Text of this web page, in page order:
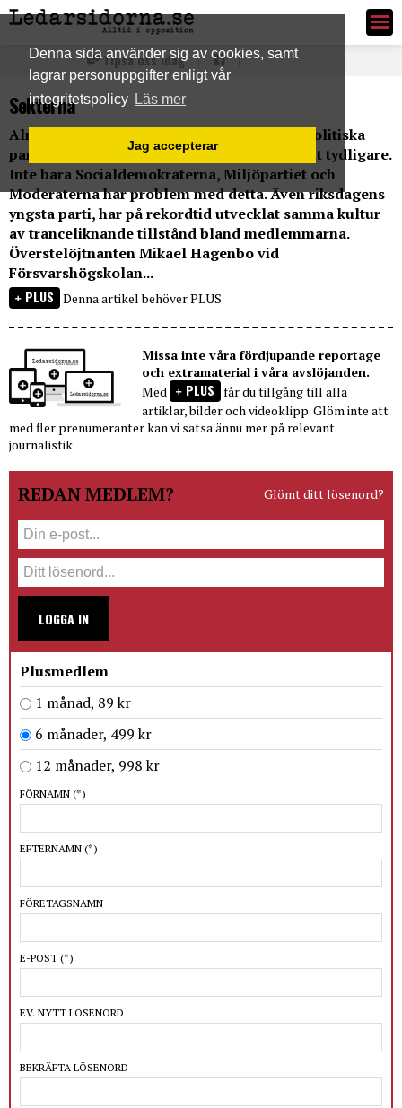
Denna sida använder sig av cookies, samt
lagrar personuppgifter enligt vår
integritetspolicy Läs mer
Jag accepterar
Ledarsidorna.se
Tipsa oss idag
Sekterna
Almedalen närmar sig och därmed blir de politiska
partiernas numera sektliknande tillstånd allt tydligare.
Inte bara Socialdemokraterna, Miljöpartiet och
Moderaterna har problem med detta. Även riksdagens
yngsta parti, har på rekordtid utvecklat samma kultur
av tranceliknande tillstånd bland medlemmarna.
Överstelöjtnanten Mikael Hagenbo vid
Försvarshögskolan...
PLUS Denna artikel behöver PLUS
Missa inte våra fördjupande reportage
och extramaterial i våra avslöjanden.
Med
PLUS får du tillgång till alla
artiklar, bilder och videoklipp. Glöm inte att
med fler prenumeranter kan vi satsa ännu mer på relevant
journalistik.
REDAN MEDLEM? Glömt ditt lösenord?
LOGGA IN
Plusmedlem
1 månad, 89 kr
6 månader, 499 kr
12 månader, 998 kr
FÖRNAMN (*)
EFTERNAMN (*)
FÖRETAGSNAMN
E-POST (*)
EV. NYTT LÖSENORD
BEKRÄFTA LÖSENORD